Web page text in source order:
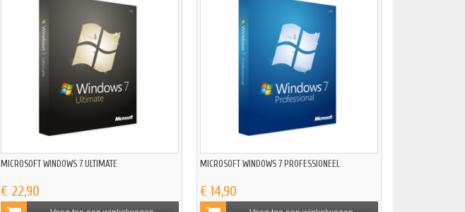
MICROSOFT WINDOWS 7 ULTIMATE
€ 22,90
MICROSOFT WINDOWS 7 PROFESSIONEEL
€ 14,90